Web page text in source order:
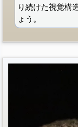
り続けた視覚構
ょう。